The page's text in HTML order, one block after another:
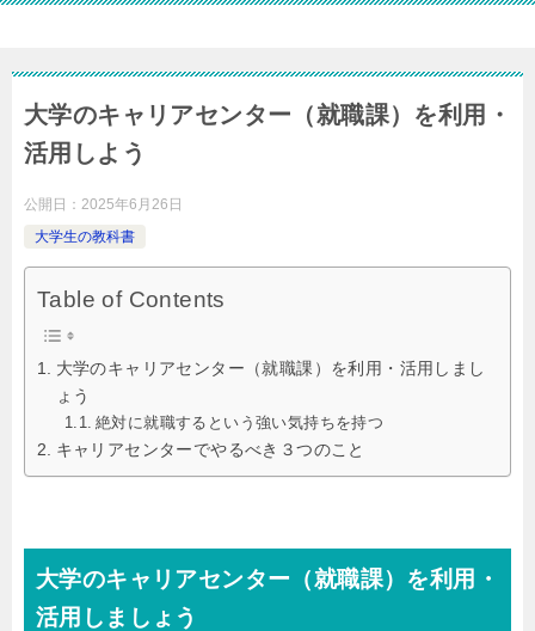
大学のキャリアセンター（就職課）を利用・
活用しよう
公開日： 2025年6月26日
大学生の教科書
Table of Contents
大学のキャリアセンター（就職課）を利用・活用しまし
ょう
絶対に就職するという強い気持ちを持つ
キャリアセンターでやるべき３つのこと
大学のキャリアセンター（就職課）を利用・
活用しましょう